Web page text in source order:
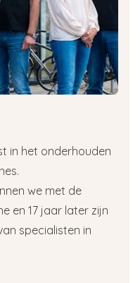
in het onderhouden
we met de
en 17 jaar later zijn
specialisten in